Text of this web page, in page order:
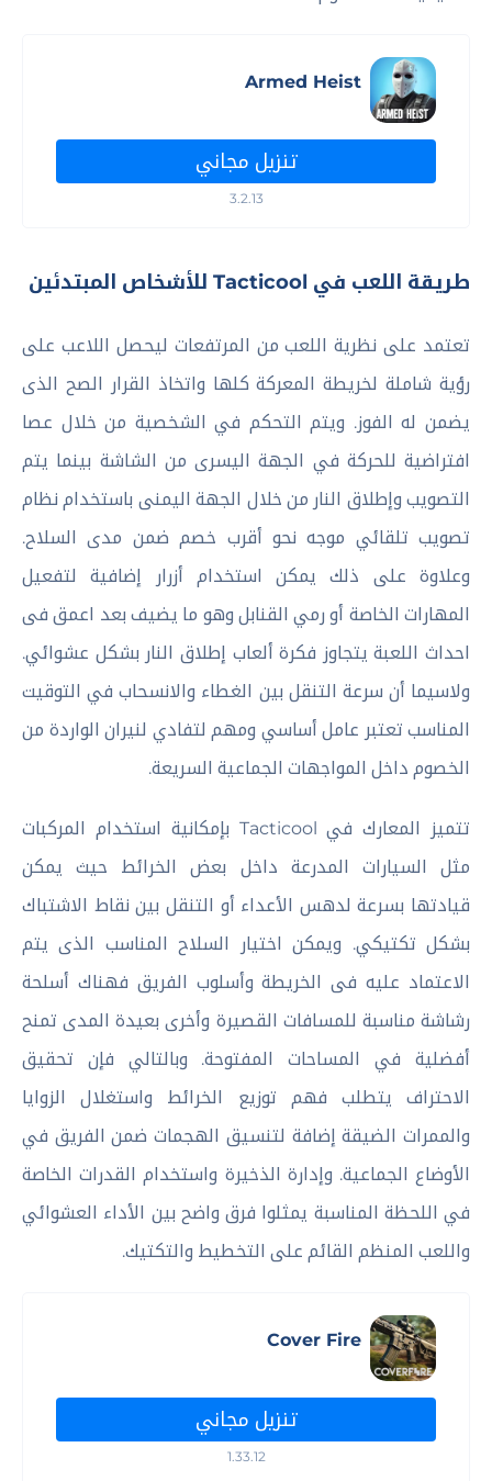
Armed Heist
تنزيل مجاني
3.2.13
طريقة اللعب في Tacticool للأشخاص المبتدئين
تعتمد على نظرية اللعب من المرتفعات ليحصل اللاعب على
رؤية شاملة لخريطة المعركة كلها واتخاذ القرار الصح الذى
يضمن له الفوز. ويتم التحكم في الشخصية من خلال عصا
افتراضية للحركة في الجهة اليسرى من الشاشة بينما يتم
التصويب وإطلاق النار من خلال الجهة اليمنى باستخدام نظام
تصويب تلقائي موجه نحو أقرب خصم ضمن مدى السلاح.
وعلاوة على ذلك يمكن استخدام أزرار إضافية لتفعيل
المهارات الخاصة أو رمي القنابل وهو ما يضيف بعد اعمق فى
احداث اللعبة يتجاوز فكرة ألعاب إطلاق النار بشكل عشوائي.
ولاسيما أن سرعة التنقل بين الغطاء والانسحاب في التوقيت
المناسب تعتبر عامل أساسي ومهم لتفادي لنيران الواردة من
الخصوم داخل المواجهات الجماعية السريعة.
تتميز المعارك في Tacticool بإمكانية استخدام المركبات
مثل السيارات المدرعة داخل بعض الخرائط حيث يمكن
قيادتها بسرعة لدهس الأعداء أو التنقل بين نقاط الاشتباك
بشكل تكتيكي. ويمكن اختيار السلاح المناسب الذى يتم
الاعتماد عليه فى الخريطة وأسلوب الفريق فهناك أسلحة
رشاشة مناسبة للمسافات القصيرة وأخرى بعيدة المدى تمنح
أفضلية في المساحات المفتوحة. وبالتالي فإن تحقيق
الاحتراف يتطلب فهم توزيع الخرائط واستغلال الزوايا
والممرات الضيقة إضافة لتنسيق الهجمات ضمن الفريق في
الأوضاع الجماعية. وإدارة الذخيرة واستخدام القدرات الخاصة
في اللحظة المناسبة يمثلوا فرق واضح بين الأداء العشوائي
واللعب المنظم القائم على التخطيط والتكتيك.
Cover Fire
تنزيل مجاني
1.33.12